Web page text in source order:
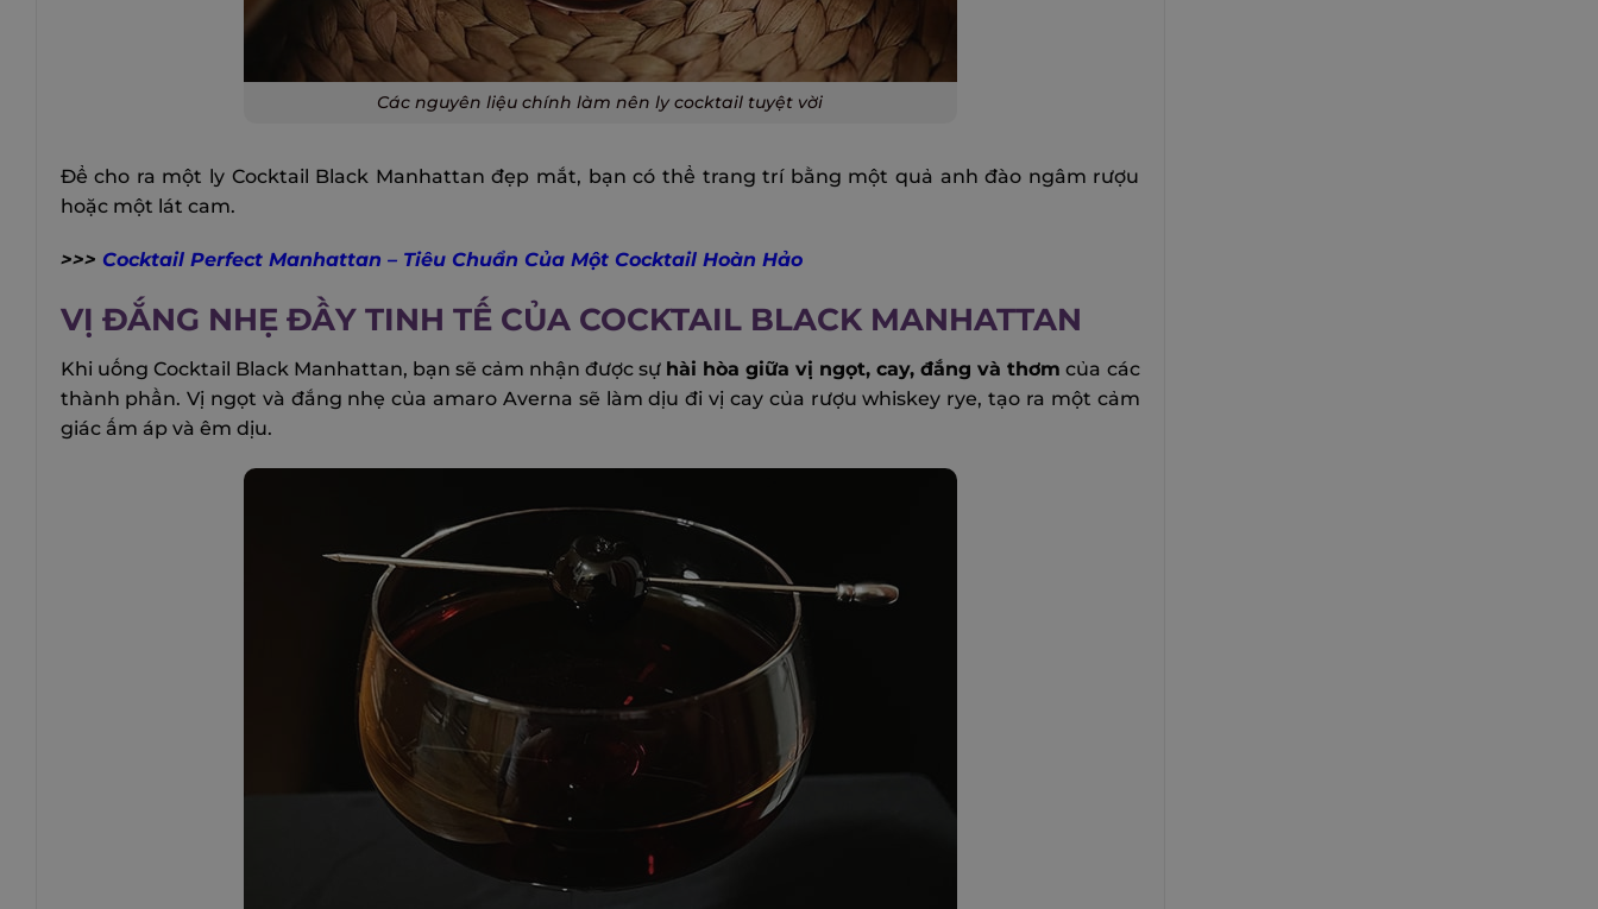
Các nguyên liệu chính làm nên ly cocktail tuyệt vời
Để cho ra một ly Cocktail Black Manhattan đẹp mắt, bạn có thể trang trí bằng một quả anh đào ngâm rượu
hoặc một lát cam.
>>> Cocktail Perfect Manhattan – Tiêu Chuẩn Của Một Cocktail Hoàn Hảo
VỊ ĐẮNG NHẸ ĐẦY TINH TẾ CỦA COCKTAIL BLACK MANHATTAN
Khi uống Cocktail Black Manhattan, bạn sẽ cảm nhận được sự hài hòa giữa vị ngọt, cay, đắng và thơm của các
thành phần. Vị ngọt và đắng nhẹ của amaro Averna sẽ làm dịu đi vị cay của rượu whiskey rye, tạo ra một cảm
giác ấm áp và êm dịu.